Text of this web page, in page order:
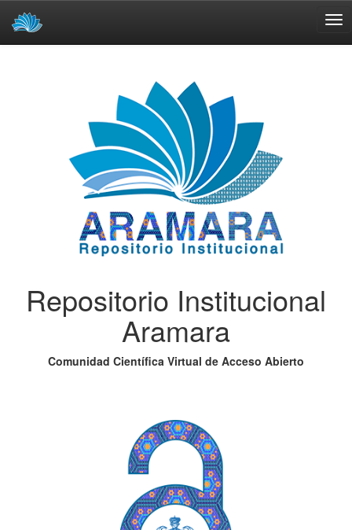
Repositorio Institucional
Aramara
Comunidad Científica Virtual de Acceso Abierto